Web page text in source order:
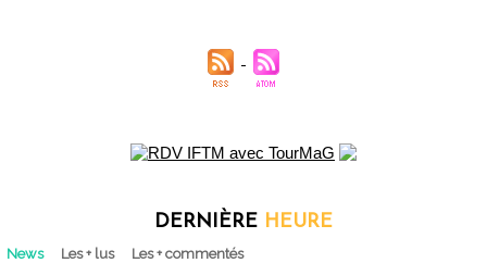
DERNIÈRE HEURE
News Les + lus Les + commentés